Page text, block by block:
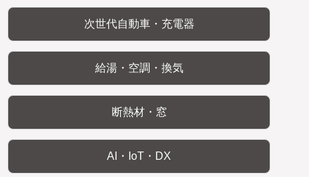
次世代自動車・充電器
給湯・空調・換気
断熱材・窓
AI・IoT・DX